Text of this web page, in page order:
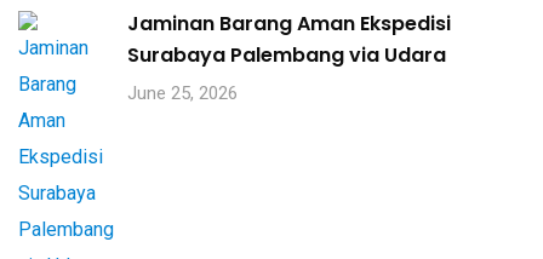
Jaminan Barang Aman Ekspedisi
Surabaya Palembang via Udara
June 25, 2026